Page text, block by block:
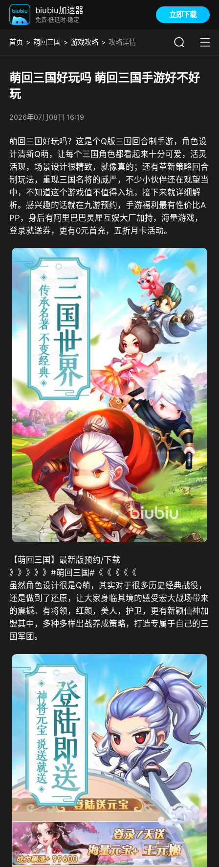
biubiu加速器
免费·低延时·稳定
立即下载
首页 萌回三国 游戏攻略 攻略详情
萌回三国好玩吗 萌回三国手游好不好
玩
2026年07月08日 16:19
萌回三国好玩吗？这是个Q版三国回合制手游，角色设
计清新Q萌，让每个三国角色都看起来十分可爱，活灵
活现，场景设计很精致，就像真的；还有革新策略回合
制玩法，重现三国名将的威严，不少小伙伴还在观望当
中，不知道这个游戏值不值得入坑，接下来就详细解
析。感兴趣的话就在九游预约，手游福利最有性价比A
PP，身后有阿里巴巴灵犀互娱大厂加持，海量游戏，
登录就送券，更有0元首充，五折月卡活动。
【萌回三国】最新版预约/下载
》》》》》#萌回三国#《《《《《
虽然角色设计很是Q萌，其实对于很多历史经典战役，
还是做到了还原，让大家身临其境的感受宏大战场带来
的震撼。有将领，红颜，美人，护卫，更有新颖仙神加
盟其中，多种多样出战养成策略，打造专属于自己的三
国军团。